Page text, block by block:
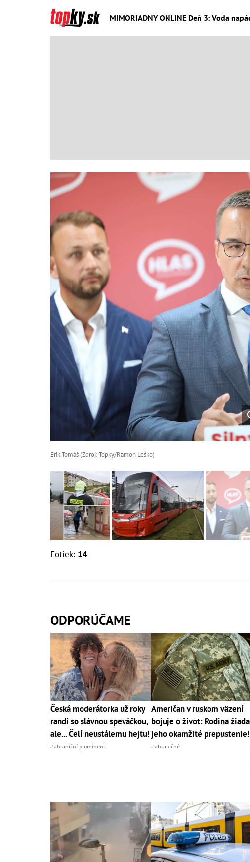
Erik Tomáš (Zdroj: Topky/Ramon Leško)
Fotiek: 14
ODPORÚČAME
Česká moderátorka už roky
randí so slávnou speváčkou,
ale... Čelí neustálemu hejtu!
Zahraniční prominenti
Američan v ruskom väzení
bojuje o život: Rodina žiada
jeho okamžité prepustenie!
Zahraničné